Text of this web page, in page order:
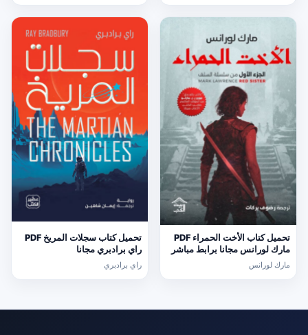
تحميل كتاب الأخت الحمراء PDF
مارك لورانس مجانا برابط مباشر
مارك لورانس
تحميل كتاب سجلات المريخ PDF
راي برادبري مجانا
راي برادبري